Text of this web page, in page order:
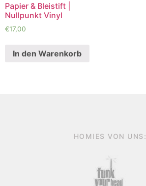
Papier & Bleistift |
Nullpunkt Vinyl
€17,00
In den Warenkorb
HOMIES VON UNS: